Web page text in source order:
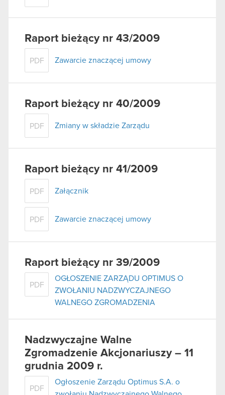
Raport bieżący nr 43/2009
PDF Zawarcie znaczącej umowy
Raport bieżący nr 40/2009
PDF Zmiany w składzie Zarządu
Raport bieżący nr 41/2009
PDF Załącznik
PDF Zawarcie znaczącej umowy
Raport bieżący nr 39/2009
PDF
OGŁOSZENIE ZARZĄDU OPTIMUS O
ZWOŁANIU NADZWYCZAJNEGO
WALNEGO ZGROMADZENIA
Nadzwyczajne Walne
Zgromadzenie Akcjonariuszy – 11
grudnia 2009 r.
PDF
Ogłoszenie Zarządu Optimus S.A. o